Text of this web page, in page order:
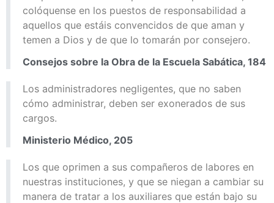
colóquense en los puestos de responsabilidad a
aquellos que estáis convencidos de que aman y
temen a Dios y de que lo tomarán por consejero.
Consejos sobre la Obra de la Escuela Sabática, 184
Los administradores negligentes, que no saben
cómo administrar, deben ser exonerados de sus
cargos.
Ministerio Médico, 205
Los que oprimen a sus compañeros de labores en
nuestras instituciones, y que se niegan a cambiar su
manera de tratar a los auxiliares que están bajo su